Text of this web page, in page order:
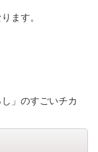
ます。
」のすごいチカ